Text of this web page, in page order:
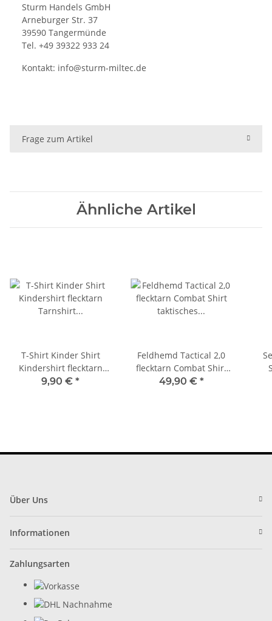
Sturm Handels GmbH
Arneburger Str. 37
39590 Tangermünde
Tel. +49 39322 933 24
Kontakt: info@sturm-miltec.de
Frage zum Artikel
Ähnliche Artikel
T-Shirt Kinder Shirt
Kindershirt flecktarn
Tarnshirt Armeeshirt
9,90 € *
Feldhemd Tactical 2,0
flecktarn Combat Shirt
taktisches Hemd Mil-Tec
49,90 € *
Über Uns
Informationen
Zahlungsarten